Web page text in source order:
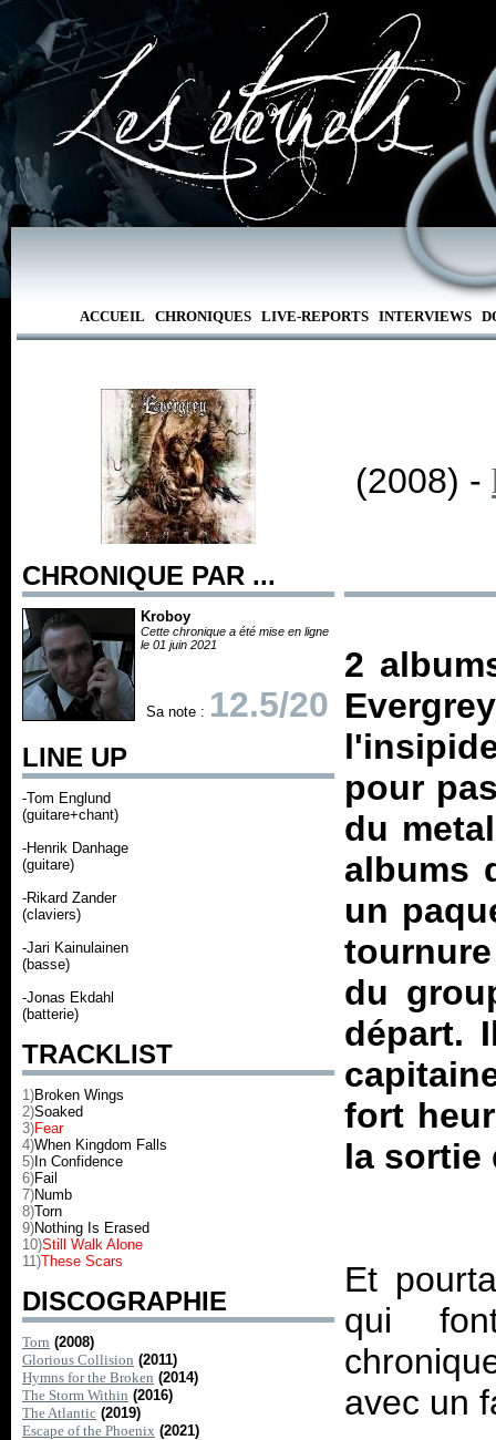
ACCUEIL CHRONIQUES LIVE-REPORTS INTERVIEWS
CHRONIQUE PAR ...
Kroboy
Cette chronique a été mise en ligne
le 01 juin 2021
Sa note : 12.5/20
LINE UP
-Tom Englund
(guitare+chant)
-Henrik Danhage
(guitare)
-Rikard Zander
(claviers)
-Jari Kainulainen
(basse)
-Jonas Ekdahl
(batterie)
TRACKLIST
1)Broken Wings
2)Soaked
3)Fear
4)When Kingdom Falls
5) In Confidence
6)Fail
7)Numb
8)Torn
9)Nothing Is Erased
10)Still Walk Alone
11)These Scars
DISCOGRAPHIE
Torn (2008)
Glorious Collision (2011)
Hymns for the Broken (2014)
The Storm Within (2016)
The Atlantic (2019)
Escape of the Phoenix (2021)
(2008) -
2
pour
du
albums
un
du
départ.
fort
la
Et
qui